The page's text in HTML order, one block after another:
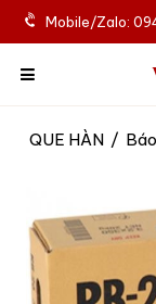
Mobile/Zalo:
QUE HÀN /